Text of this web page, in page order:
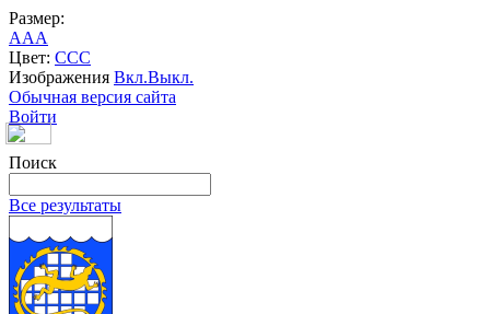
Размер:
AAA
Цвет: CCC
Изображения Вкл.Выкл.
Обычная версия сайта
Войти
Поиск
Все результаты